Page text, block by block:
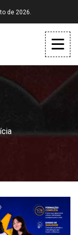
de 2026.